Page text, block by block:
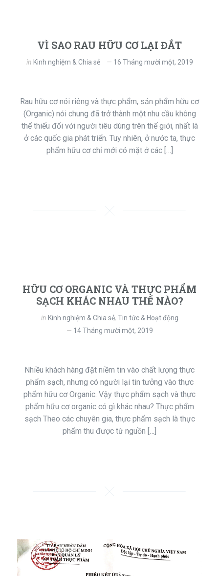
VÌ SAO RAU HỮU CƠ LẠI ĐẮT
in Kinh nghiệm & Chia sẻ 16 Tháng mười một, 2019
Rau hữu cơ nói riêng và thực phẩm, sản phẩm hữu cơ
(Organic) nói chung đã trở thành một nhu cầu không
thể thiếu đối với người tiêu dùng trên thế giới, nhất là
ở các quốc gia phát triển. Tuy nhiên, ở nước ta, thực
phẩm hữu cơ chỉ mới có mặt ở các […]
HỮU CƠ ORGANIC VÀ THỰC PHẨM
SẠCH KHÁC NHAU THẾ NÀO?
in Kinh nghiệm & Chia sẻ, Tin tức & Hoạt động
14 Tháng mười một, 2019
Nhiều khách hàng đặt niềm tin vào chất lượng thực
phẩm sạch, nhưng có người lại tin tưởng vào thực
phẩm hữu cơ Organic. Vậy thực phẩm sạch và thực
phẩm hữu cơ organic có gì khác nhau? Thực phẩm
sạch Theo các chuyên gia, thực phẩm sạch là thực
phẩm thu được từ nguồn […]